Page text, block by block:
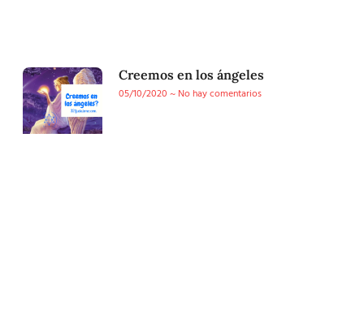
Creemos en los ángeles
05/10/2020
No hay comentarios